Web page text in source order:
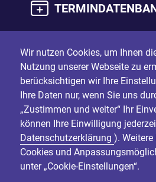
Wir nutzen Cookies, um Ihnen
Nutzung unserer Webseite zu
berücksichtigen wir Ihre
Ihre Daten nur, wenn Sie uns
„Zustimmen und weiter“ Ihr
können Ihre Einwilligung
Datenschutzerklärung ).
Cookies und
unter „Cookie-Einstellungen“.